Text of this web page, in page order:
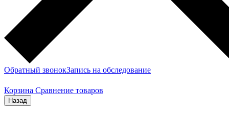
Обратный звонокЗапись на обследование
Корзина Сравнение товаров
Назад